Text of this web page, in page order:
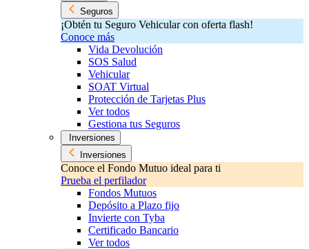
Seguros
¡Obtén tu Seguro Vehicular con oferta flash!
Conoce más
Vida Devolución
SOS Salud
Vehicular
SOAT Virtual
Protección de Tarjetas Plus
Ver todos
Gestiona tus Seguros
Inversiones
Inversiones
Conoce el Fondo Mutuo ideal para ti
Prueba el perfilador
Fondos Mutuos
Depósito a Plazo fijo
Invierte con Tyba
Certificado Bancario
Ver todos